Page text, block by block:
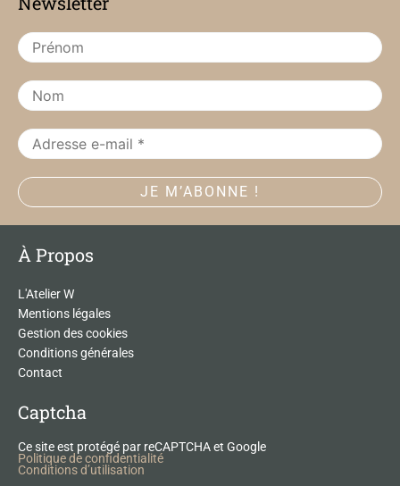
o
k
r
a
m
À Propos
L'Atelier W
Mentions légales
Gestion des cookies
Conditions générales
Contact
Captcha
Ce site est protégé par reCAPTCHA et Google
Politique de confidentialité
Conditions d’utilisation